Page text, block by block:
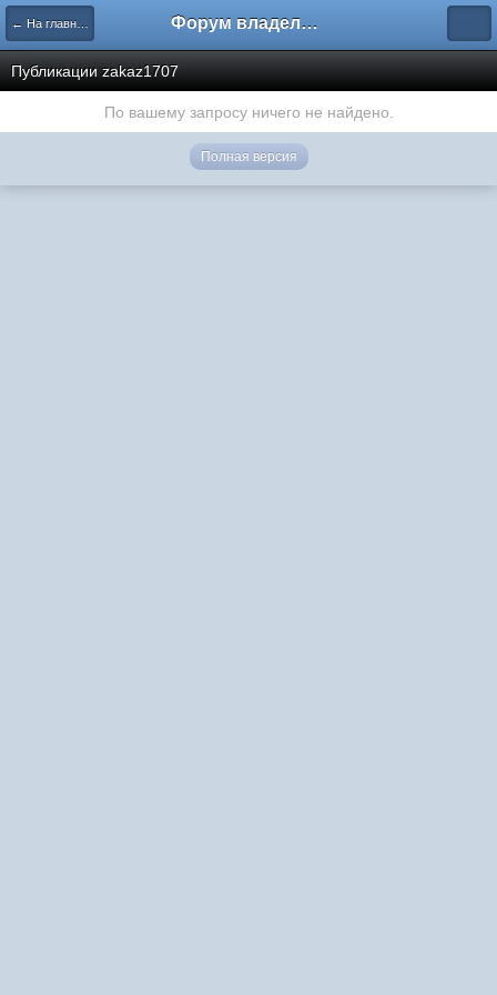
← На главную Форум владельцев интернет-магазинов
Публикации zakaz1707
По вашему запросу ничего не найдено.
Полная версия